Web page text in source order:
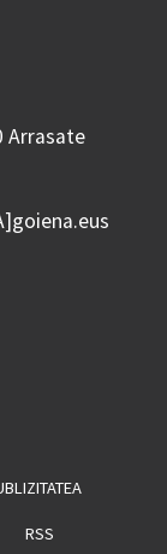
Arrasate
RSS